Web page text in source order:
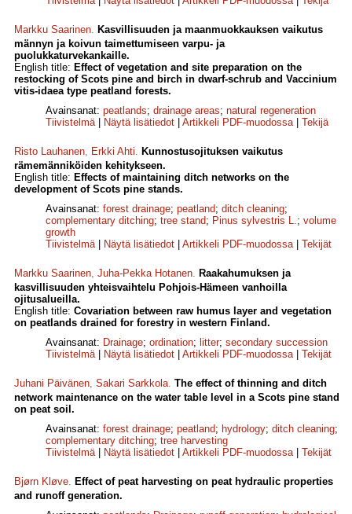
Markku Saarinen. Kasvillisuuden ja maanmuokkauksen vaikutus
männyn ja koivun taimettumiseen varpu- ja
puolukkaturvekankaille.
English title: Effect of vegetation and site preparation on the
restocking of Scots pine and birch in dwarf-schrub and Vaccinium
vitis-idaea type peatland forests.
Avainsanat: peatlands; drainage areas; natural regeneration
Tiivistelmä| Näytä lisätiedot Artikkeli PDF-muodossa| Tekijä
Risto Lauhanen, Erkki Ahti. Kunnostusojituksen vaikutus
rämemänniköiden kehitykseen.
English title: Effects of maintaining ditch networks on the
development of Scots pine stands.
Avainsanat: forest drainage; peatland; ditch cleaning;
complementary ditching; tree stand; Pinus sylvestris L.; volume
growth
Tiivistelmä| Näytä lisätiedot Artikkeli PDF-muodossa| Tekijät
Markku Saarinen, Juha-Pekka Hotanen. Raakahumuksen ja
kasvillisuuden yhteisvaihtelu Pohjois-Hämeen vanhoilla
ojitusalueilla.
English title: Covariation between raw humus layer and vegetation
on peatlands drained for forestry in western Finland.
Avainsanat: Drainage; ordination; litter; secondary succession
Tiivistelmä| Näytä lisätiedot Artikkeli PDF-muodossa| Tekijät
Juhani Päivänen, Sakari Sarkkola. The effect of thinning and ditch
network maintenance on the water table level in a Scots pine stand
on peat soil.
Avainsanat: forest drainage; peatland; hydrology; ditch cleaning;
complementary ditching; tree harvesting
Tiivistelmä| Näytä lisätiedot Artikkeli PDF-muodossa| Tekijät
Bjørn Kløve. Effect of peat harvesting on peat hydraulic properties
and runoff generation.